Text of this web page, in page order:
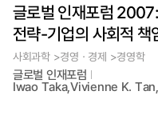
글로벌 인재포럼
전략-기업의 사회적 책
사회과학 >경영ㆍ경제 >경영학
글로벌 인재포럼
Iwao Taka,Vivienne K.